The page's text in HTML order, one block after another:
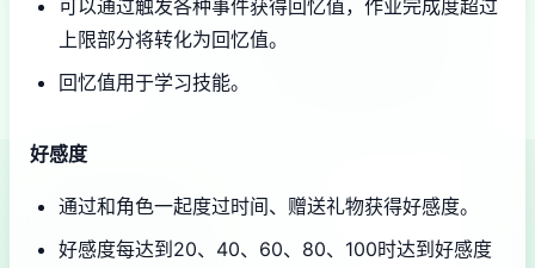
可以通过触发各种事件获得回忆值，作业完成度超过
上限部分将转化为回忆值。
回忆值用于学习技能。
好感度
通过和角色一起度过时间、赠送礼物获得好感度。
好感度每达到20、40、60、80、100时达到好感度